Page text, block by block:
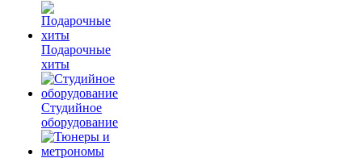
Подарочные
хиты
Студийное
оборудование